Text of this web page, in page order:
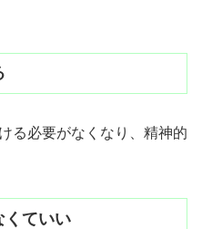
る必要がなくなり、精神的
くていい